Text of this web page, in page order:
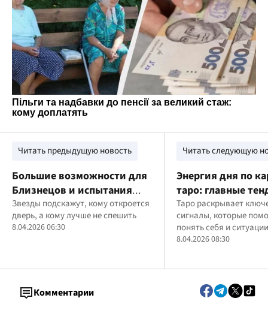
Читать предыдущую новость
Большие возможности для
Близнецов и испытания
для Тельцов: гороскоп на 8
апреля
Звезды подскажут, кому откроется
дверь, а кому лучше не спешить
8.04.2026 06:30
Читать следующую
Энергия дня по
таро: главные
апреля
Таро раскрывает
сигналы, которые
понять себя и
8.04.2026 08:30
Комментарии